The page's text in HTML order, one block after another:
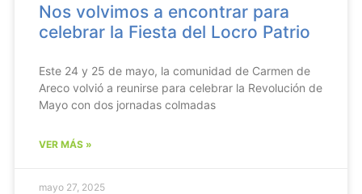
Nos volvimos a encontrar para
celebrar la Fiesta del Locro Patrio
Este 24 y 25 de mayo, la comunidad de Carmen de
Areco volvió a reunirse para celebrar la Revolución de
Mayo con dos jornadas colmadas
VER MÁS »
mayo 27, 2025